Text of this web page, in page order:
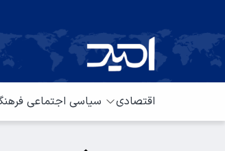
اقتصادی سیاسی اجتماعی